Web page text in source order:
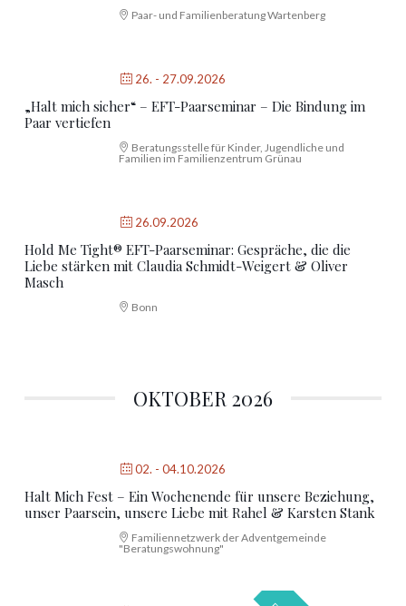
Paar- und Familienberatung Wartenberg
26. - 27.09.2026
„Halt mich sicher“ – EFT-Paarseminar – Die Bindung im
Paar vertiefen
Beratungsstelle für Kinder, Jugendliche und
Familien im Familienzentrum Grünau
26.09.2026
Hold Me Tight® EFT-Paarseminar: Gespräche, die die
Liebe stärken mit Claudia Schmidt-Weigert & Oliver
Masch
Bonn
OKTOBER 2026
02. - 04.10.2026
Halt Mich Fest – Ein Wochenende für unsere Beziehung,
unser Paarsein, unsere Liebe mit Rahel & Karsten Stank
Familiennetzwerk der Adventgemeinde
"Beratungswohnung"